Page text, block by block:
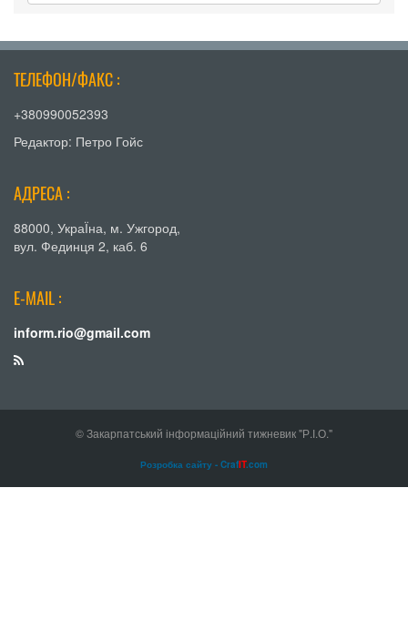
ТЕЛЕФОН/ФАКС :
+380990052393
Редактор: Петро Гойс
АДРЕСА :
88000, УкраЇна, м. Ужгород,
вул. Фединця 2, каб. 6
E-MAIL :
inform.rio@gmail.com
© Закарпатський інформаційний тижневик "Р.І.О."
Розробка сайту - CrafIT.com